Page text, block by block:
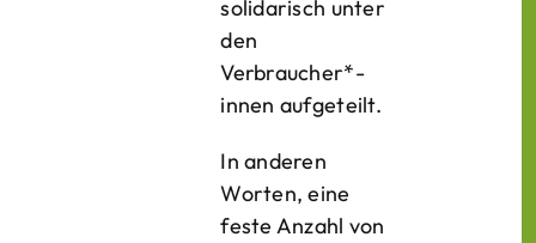
solidarisch unter
den
Verbraucher*­
innen aufgeteilt.
In anderen
Worten, eine
feste Anzahl von